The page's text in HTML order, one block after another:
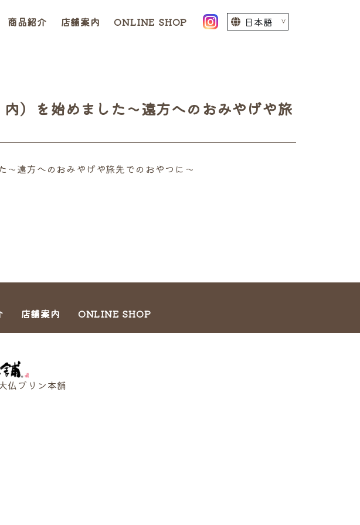
商品紹介 店舗案内 ONLINE SHOP
）を始めました～遠方へのおみやげや旅
遠方へのおみやげや旅先でのおやつに～
店舗案内 ONLINE SHOP
プリン本舗